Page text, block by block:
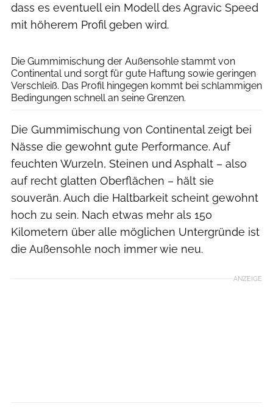
dass es eventuell ein Modell des Agravic Speed
mit höherem Profil geben wird.
Die Gummimischung der Außensohle stammt von
Continental und sorgt für gute Haftung sowie geringen
Verschleiß. Das Profil hingegen kommt bei schlammigen
Bedingungen schnell an seine Grenzen.
Die Gummimischung von Continental zeigt bei
Nässe die gewohnt gute Performance. Auf
feuchten Wurzeln, Steinen und Asphalt – also
auf recht glatten Oberflächen – hält sie
souverän. Auch die Haltbarkeit scheint gewohnt
hoch zu sein. Nach etwas mehr als 150
Kilometern über alle möglichen Untergründe ist
die Außensohle noch immer wie neu.
ANZEIGE